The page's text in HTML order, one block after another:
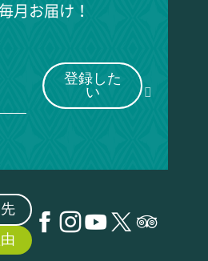
月お届け！
登録した
い